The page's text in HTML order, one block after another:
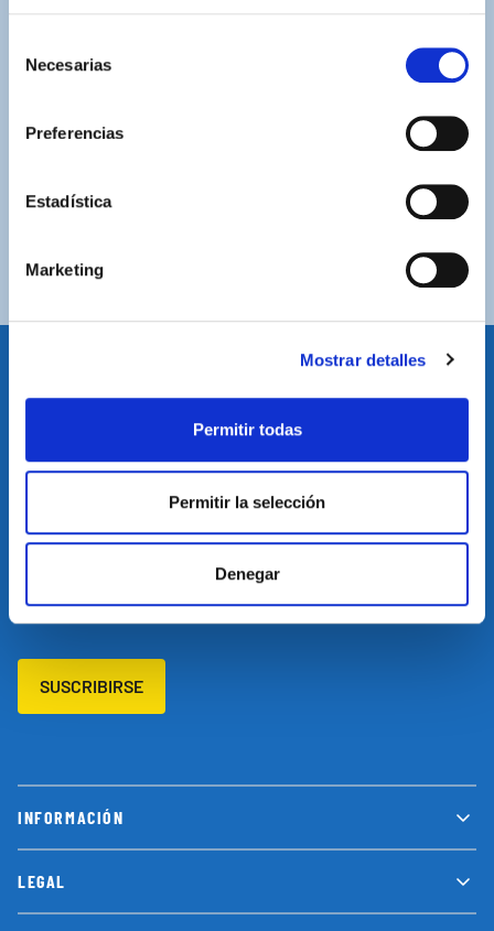
Necesarias
Preferencias
Estadística
Marketing
Mostrar detalles
Permitir todas
Permitir la selección
Denegar
ASISTENCIA PERSONALIZADA
Contacta con nosotros para solucionar cualquier duda.
ENVÍOS GRATUITOS
COMPRAS SEGURAS
PayPal.
INFORMACIÓN
LEGAL
SUSCRÍBETE A NUESTRA NEWSLETTER
Suscríbete a nuestro newsletter y no te pierdas las últimas
novedades y promociones
SUSCRIBIRSE